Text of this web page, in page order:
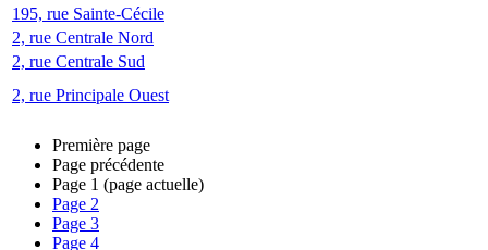
195, rue Sainte-Cécile
2, rue Centrale Nord
2, rue Centrale Sud
2, rue Principale Ouest
Première page
Page précédente
Page 1 (page actuelle)
Page 2
Page 3
Page 4